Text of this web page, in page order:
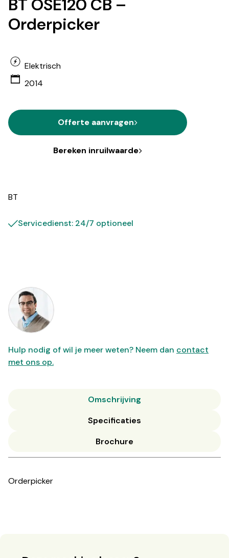
BT OSE120 CB –
Orderpicker
Elektrisch
2014
Offerte aanvragen
Bereken inruilwaarde
BT
Servicedienst: 24/7 optioneel
Hulp nodig of wil je meer weten? Neem dan contact
met ons op.
Omschrijving
Specificaties
Brochure
Orderpicker